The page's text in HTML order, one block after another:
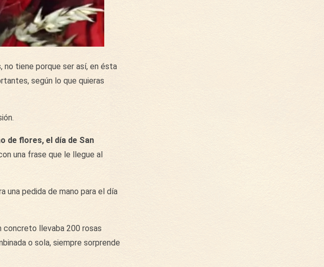
no tiene porque ser así, en ésta
según lo que quieras
de flores, el día de San
una frase que le llegue al
una pedida de mano para el día
concreto llevaba 200 rosas
o sola, siempre sorprende